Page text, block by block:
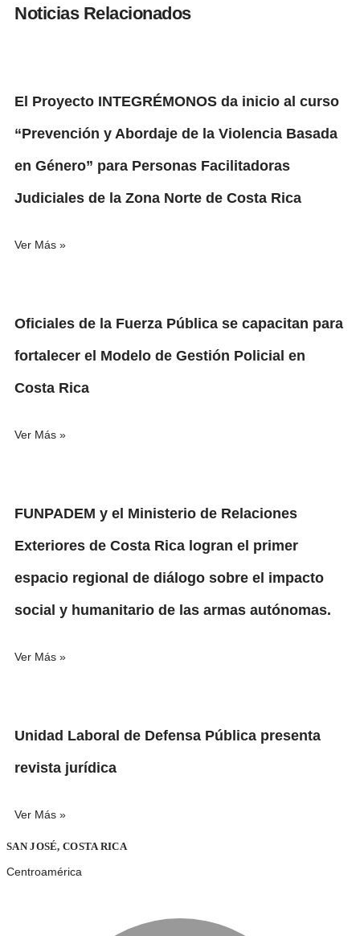
Noticias Relacionados
El Proyecto INTEGRÉMONOS da inicio al curso
“Prevención y Abordaje de la Violencia Basada
en Género” para Personas Facilitadoras
Judiciales de la Zona Norte de Costa Rica
Ver Más »
Oficiales de la Fuerza Pública se capacitan para
fortalecer el Modelo de Gestión Policial en
Costa Rica
Ver Más »
FUNPADEM y el Ministerio de Relaciones
Exteriores de Costa Rica logran el primer
espacio regional de diálogo sobre el impacto
social y humanitario de las armas autónomas.
Ver Más »
Unidad Laboral de Defensa Pública presenta
revista jurídica
Ver Más »
SAN JOSÉ, COSTA RICA
Centroamérica